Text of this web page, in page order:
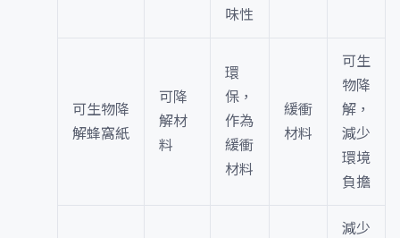
味性
可生物降
解蜂窩紙
可降
解材
料
環
保，
作為
緩衝
材料
緩衝
材料
可生
物降
解，
減少
環境
負擔
減少